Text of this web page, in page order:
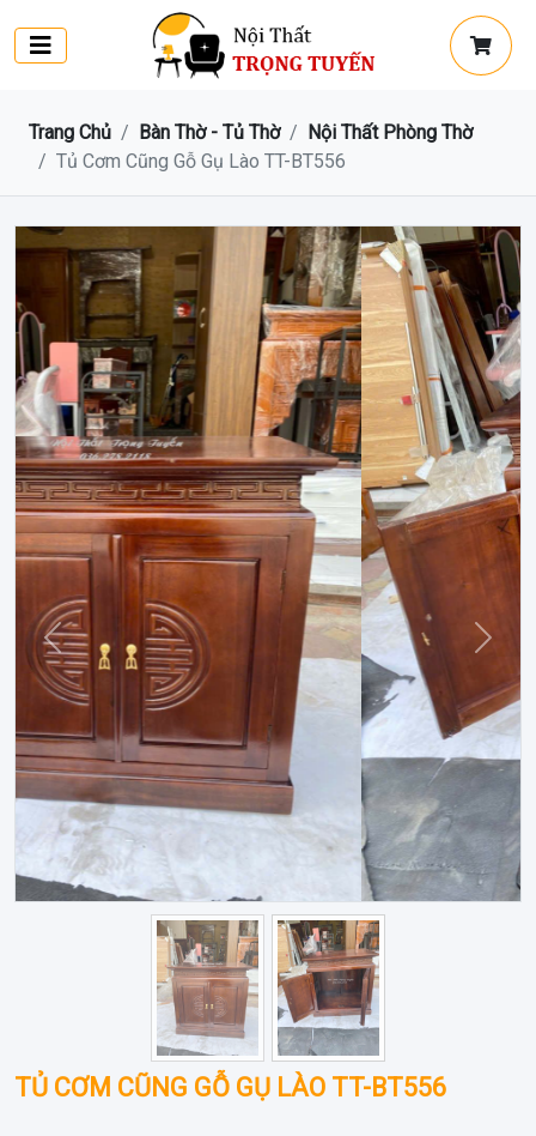
Trang Chủ Bàn Thờ - Tủ Thờ
Nội Thất Phòng Thờ
Tủ Cơm Cũng Gỗ Gụ Lào TT-BT556
Trước Sau
TỦ CƠM CŨNG GỖ GỤ LÀO TT-BT556